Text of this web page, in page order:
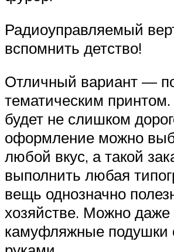
Радиоуправляемый
вспомнить детство!
Отличный вариант —
тематическим
будет не слишком
оформление можно
любой вкус, а такой
выполнить любая
вещь однозначно
хозяйстве. Можно
камуфляжные подушки